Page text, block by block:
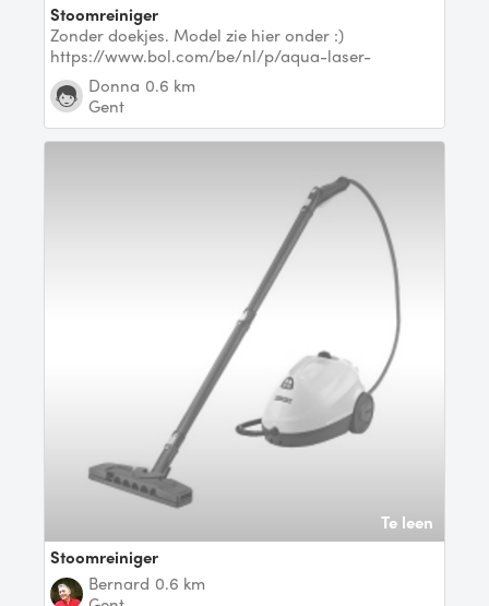
Stoomreiniger
Zonder doekjes. Model zie hier onder :)
https://www.bol.com/be/nl/p/aqua-laser-
stoomreiniger-brill
Donna 0.6 km
Gent
Te leen
Stoomreiniger
Bernard 0.6 km